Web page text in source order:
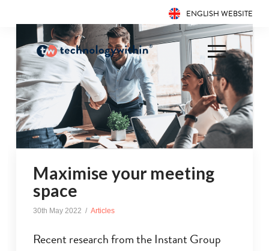
ENGLISH WEBSITE
Maximise your meeting
space
30th May 2022 Articles
Recent research from the Instant Group